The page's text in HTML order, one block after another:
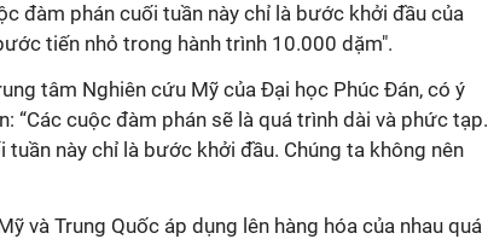
đàm phán cuối tuần này chỉ là bước khởi đầu của
tiến nhỏ trong hành trình 10.000 dặm".
tâm Nghiên cứu Mỹ của Đại học Phúc Đán, có ý
“Các cuộc đàm phán sẽ là quá trình dài và phức tạp.
tuần này chỉ là bước khởi đầu. Chúng ta không nên
và Trung Quốc áp dụng lên hàng hóa của nhau quá